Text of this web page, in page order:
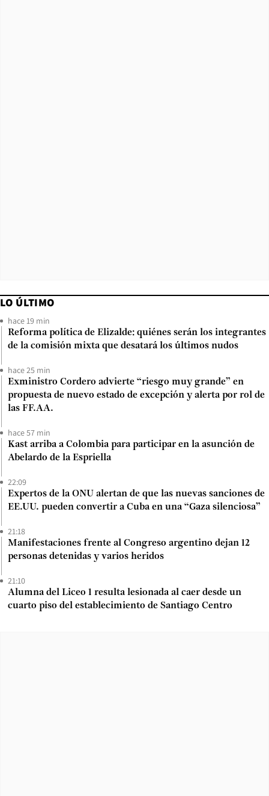
LO ÚLTIMO
hace 19 min
Reforma política de Elizalde: quiénes serán los integrantes
de la comisión mixta que desatará los últimos nudos
hace 25 min
Exministro Cordero advierte “riesgo muy grande” en
propuesta de nuevo estado de excepción y alerta por rol de
las FF.AA.
hace 57 min
Kast arriba a Colombia para participar en la asunción de
Abelardo de la Espriella
22:09
Expertos de la ONU alertan de que las nuevas sanciones de
EE.UU. pueden convertir a Cuba en una “Gaza silenciosa”
21:18
Manifestaciones frente al Congreso argentino dejan 12
personas detenidas y varios heridos
21:10
Alumna del Liceo 1 resulta lesionada al caer desde un
cuarto piso del establecimiento de Santiago Centro